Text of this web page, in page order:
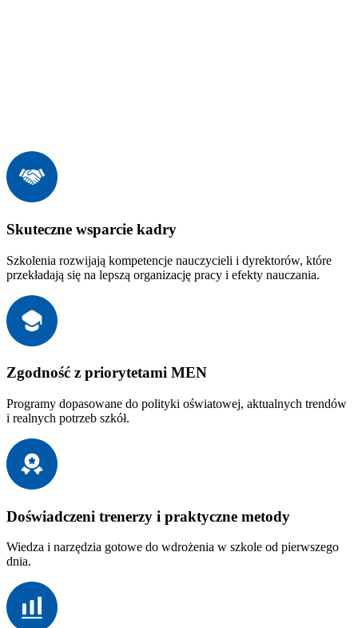
Skuteczne wsparcie kadry
Szkolenia rozwijają kompetencje nauczycieli i dyrektorów, które
przekładają się na lepszą organizację pracy i efekty nauczania.
Zgodność z priorytetami MEN
Programy dopasowane do polityki oświatowej, aktualnych trendów
i realnych potrzeb szkół.
Doświadczeni trenerzy i praktyczne metody
Wiedza i narzędzia gotowe do wdrożenia w szkole od pierwszego
dnia.